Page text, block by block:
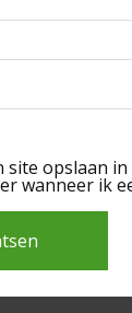
site opslaan
wanneer ik